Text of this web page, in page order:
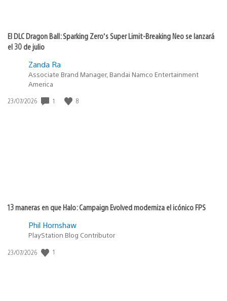
El DLC Dragon Ball: Sparking Zero’s Super Limit-Breaking Neo se lanzará
el 30 de julio
Zanda Ra
Associate Brand Manager, Bandai Namco Entertainment
America
Fecha
23/07/2026 1 8
13 maneras en que Halo: Campaign Evolved moderniza el icónico FPS
Phil Hornshaw
PlayStation Blog Contributor
Fecha
23/07/2026 1